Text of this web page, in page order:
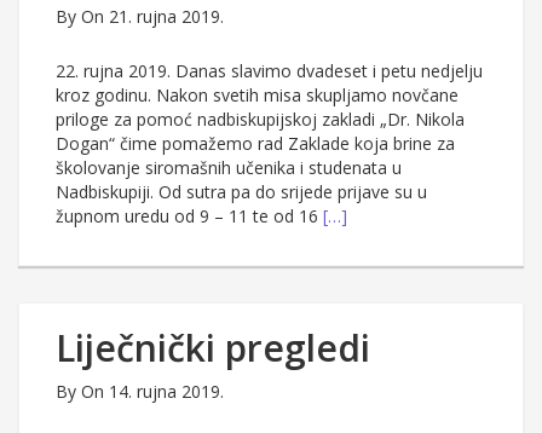
By On 21. rujna 2019.
22. rujna 2019. Danas slavimo dvadeset i petu nedjelju
kroz godinu. Nakon svetih misa skupljamo novčane
priloge za pomoć nadbiskupijskoj zakladi „Dr. Nikola
Dogan“ čime pomažemo rad Zaklade koja brine za
školovanje siromašnih učenika i studenata u
Nadbiskupiji. Od sutra pa do srijede prijave su u
župnom uredu od 9 – 11 te od 16 […]
Liječnički pregledi
By On 14. rujna 2019.